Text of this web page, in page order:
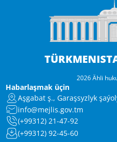
2026 Ähli
Habarlaşmak üçin
Aşgabat ş., Garaşsyzlyk
info@mejlis.gov.tm
(+99312) 21-47-92
(+99312) 92-45-60